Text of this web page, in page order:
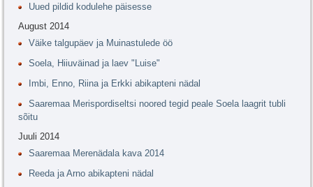
Uued pildid kodulehe päisesse
August 2014
Väike talgupäev ja Muinastulede öö
Soela, Hiiuväinad ja laev "Luise"
Imbi, Enno, Riina ja Erkki abikapteni nädal
Saaremaa Merispordiseltsi noored tegid peale Soela laagrit tubli
sõitu
Juuli 2014
Saaremaa Merenädala kava 2014
Reeda ja Arno abikapteni nädal